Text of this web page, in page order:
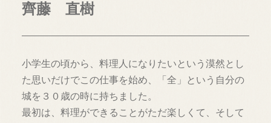
齊藤 直樹
小学生の頃から、料理人になりたいという漠然とし
た思いだけでこの仕事を始め、「全」という自分の
城を３０歳の時に持ちました。
最初は、料理ができることがただ楽しくて、そして